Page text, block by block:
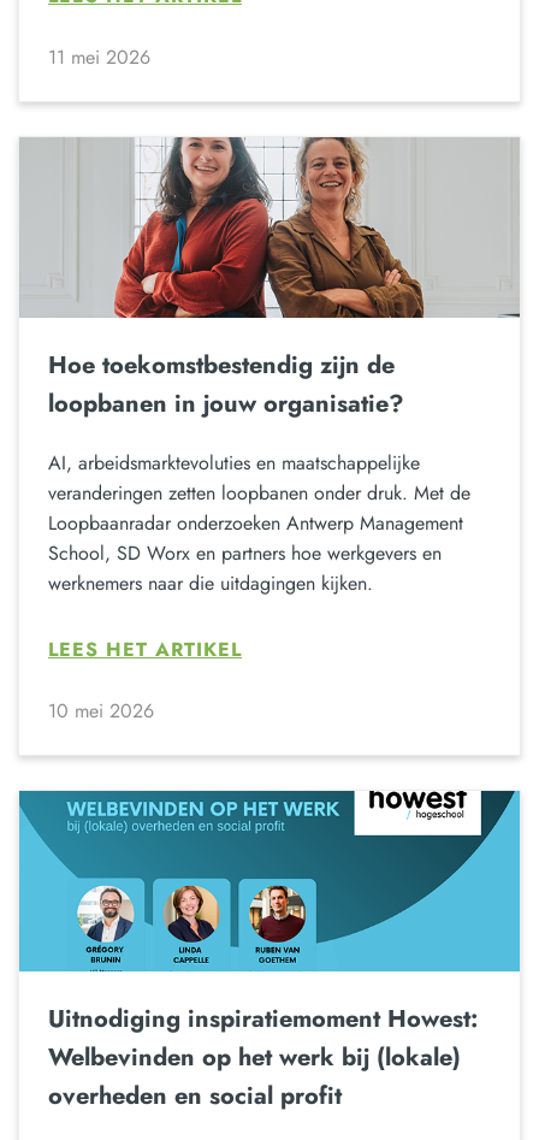
11 mei 2026
Hoe toekomstbestendig zijn de
loopbanen in jouw organisatie?
AI, arbeidsmarktevoluties en maatschappelijke
veranderingen zetten loopbanen onder druk. Met de
Loopbaanradar onderzoeken Antwerp Management
School, SD Worx en partners hoe werkgevers en
werknemers naar die uitdagingen kijken.
LEES HET ARTIKEL
10 mei 2026
Uitnodiging inspiratiemoment Howest:
Welbevinden op het werk bij (lokale)
overheden en social profit